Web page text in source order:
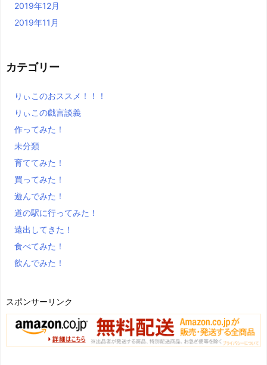
2019年12月
2019年11月
カテゴリー
りぃこのおススメ！！！
りぃこの戯言談義
作ってみた！
未分類
育ててみた！
買ってみた！
遊んでみた！
道の駅に行ってみた！
遠出してきた！
食べてみた！
飲んでみた！
スポンサーリンク